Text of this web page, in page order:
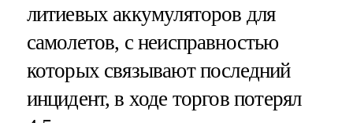
литиевых аккумуляторов для
самолетов, с неисправностью
которых связывают последний
инцидент, в ходе торгов потерял